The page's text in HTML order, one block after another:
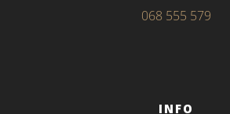
068 555 579
INFO